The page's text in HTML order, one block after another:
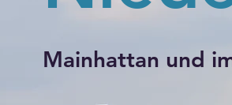
Mainhattan und